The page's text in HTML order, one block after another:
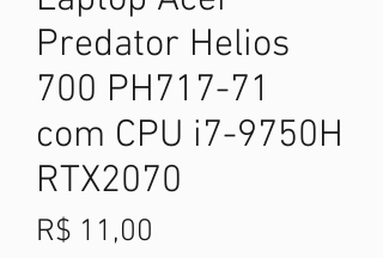
Predator Helios
700 PH717-71
com CPU i7-9750H
RTX2070
R$ 11,00